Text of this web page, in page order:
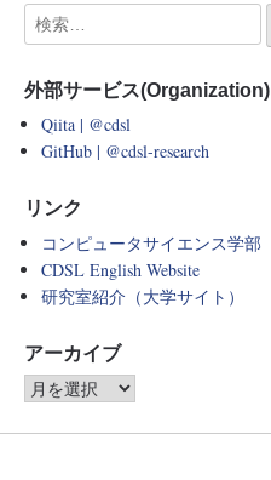
外部サービス(Organization)
Qiita | @cdsl
GitHub | @cdsl-research
リンク
コンピュータサイエンス学部
CDSL English Website
研究室紹介（大学サイト）
アーカイブ